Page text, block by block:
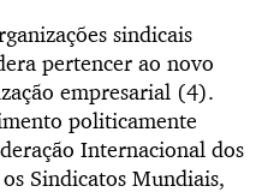
sindicais
pertencer ao novo
empresarial (4).
politicamente
Internacional dos
Sindicatos Mundiais,